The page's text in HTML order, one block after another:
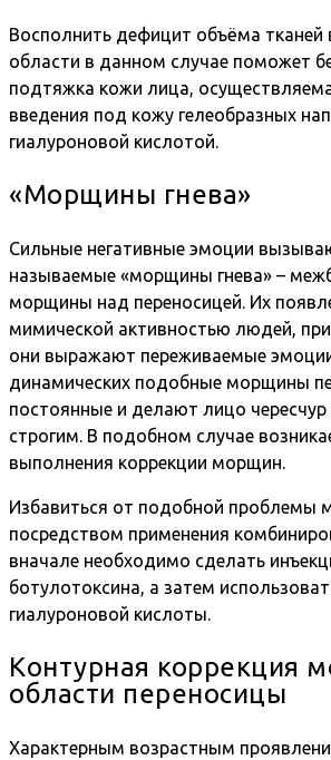
Восполнить дефицит объёма тканей
области в данном случае поможет
подтяжка кожи лица,
введения под кожу гелеобразных
гиалуроновой кислотой.
«Морщины гнева»
Сильные негативные эмоции
называемые «морщины гнева» –
морщины над переносицей. Их
мимической активностью людей,
они выражают переживаемые
динамических подобные морщины
постоянные и делают лицо чересчур
строгим. В подобном случае
выполнения коррекции морщин.
Избавиться от подобной проблемы
посредством применения
вначале необходимо сделать
ботулотоксина, а затем
гиалуроновой кислоты.
Контурная коррекция
области переносицы
Характерным возрастным